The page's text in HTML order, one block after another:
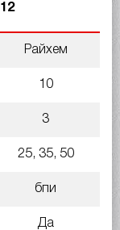
Райхем
10
3
25, 35, 50
бпи
Да